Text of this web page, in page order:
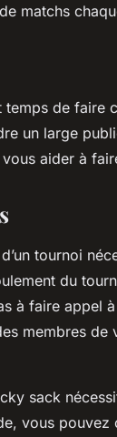
matchs
de faire
un large
aider à
tournoi
du
à faire appel
membres
sack
vous